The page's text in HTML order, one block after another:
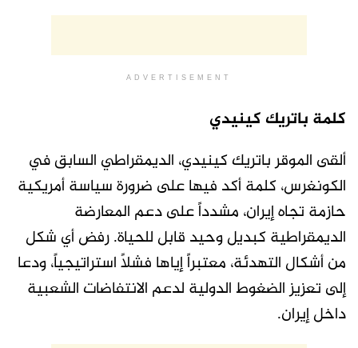
ADVERTISEMENT
كلمة باتريك كينيدي
ألقى الموقر باتريك كينيدي، الديمقراطي السابق في
الكونغرس، كلمة أكد فيها على ضرورة سياسة أمريكية
حازمة تجاه إيران، مشدداً على دعم المعارضة
الديمقراطية كبديل وحيد قابل للحياة. رفض أي شكل
من أشكال التهدئة، معتبراً إياها فشلاً استراتيجياً، ودعا
إلى تعزيز الضغوط الدولية لدعم الانتفاضات الشعبية
داخل إيران.